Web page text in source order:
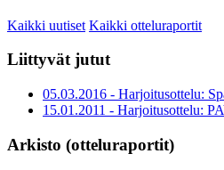
Kaikki uutiset Kaikki otteluraportit
Liittyvät jutut
05.03.2016 - Harjoitusottelu:
15.01.2011 - Harjoitusottelu:
Arkisto (otteluraportit)